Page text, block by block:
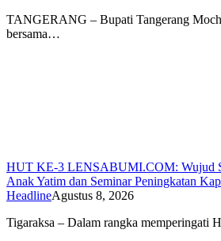
TANGERANG – Bupati Tangerang
bersama…
HUT KE-3 LENSABUMI.COM: Wujud
Anak Yatim dan Seminar Peningkatan
HeadlineAgustus 8, 2026
Tigaraksa – Dalam rangka memperingati